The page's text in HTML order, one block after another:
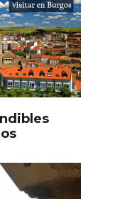
leoneses